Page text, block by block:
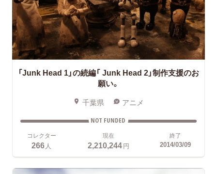
「Junk Head 1」の続編「 Junk Head 2」制作支援のお
願い。
千葉県 アニメ
NOT FUNDED
コレクター
266 人
現在
2,210,244円
終了
2014/03/09